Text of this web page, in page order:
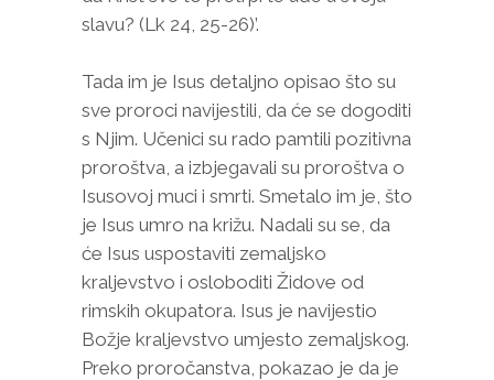
slavu? (Lk 24, 25-26)’.
Tada im je Isus detaljno opisao što su
sve proroci navijestili, da će se dogoditi
s Njim. Učenici su rado pamtili pozitivna
proroštva, a izbjegavali su proroštva o
Isusovoj muci i smrti. Smetalo im je, što
je Isus umro na križu. Nadali su se, da
će Isus uspostaviti zemaljsko
kraljevstvo i osloboditi Židove od
rimskih okupatora. Isus je navijestio
Božje kraljevstvo umjesto zemaljskog.
Preko proročanstva, pokazao je da je